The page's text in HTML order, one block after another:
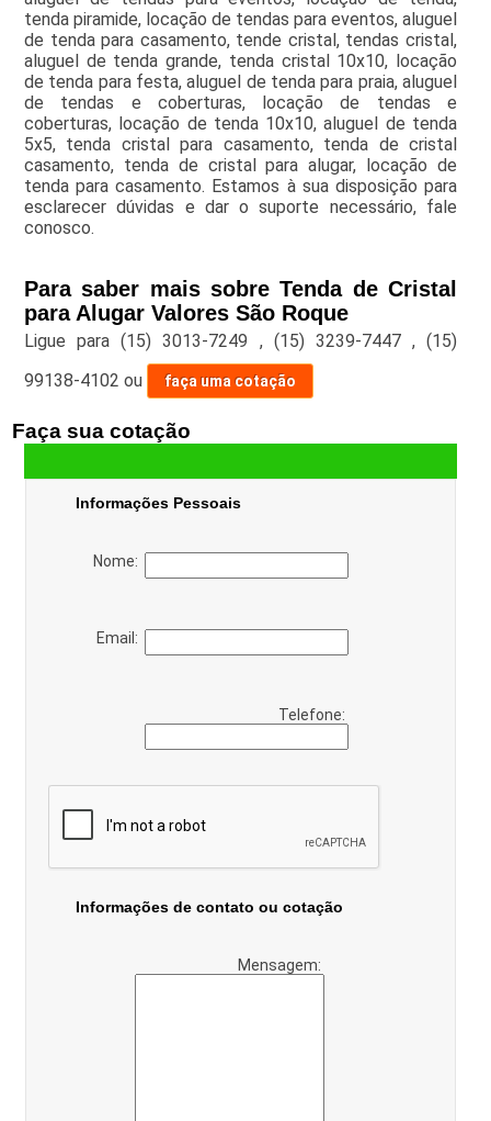
tenda piramide, locação de tendas para eventos, aluguel
de tenda para casamento, tende cristal, tendas cristal,
aluguel de tenda grande, tenda cristal 10x10, locação
de tenda para festa, aluguel de tenda para praia, aluguel
de tendas e coberturas, locação de tendas e
coberturas, locação de tenda 10x10, aluguel de tenda
5x5, tenda cristal para casamento, tenda de cristal
casamento, tenda de cristal para alugar, locação de
tenda para casamento. Estamos à sua disposição para
esclarecer dúvidas e dar o suporte necessário, fale
conosco.
Para saber mais sobre Tenda de Cristal
para Alugar Valores São Roque
Ligue para(15) 3013-7249 , (15) 3239-7447 ,(15)
99138-4102 ou faça uma cotação
Faça sua cotação
Informações Pessoais
Nome:
Email:
Telefone:
Informações de contato ou cotação
Mensagem: